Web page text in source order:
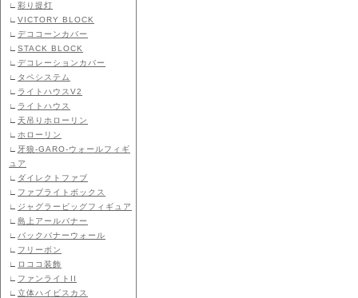
∟ 彩り提灯
∟ VICTORY BLOCK
∟ デココーンカバー
∟ STACK BLOCK
∟ デコレーションカバー
∟ タペシステム
∟ ライトハウスV2
∟ ライトハウス
∟ 天吊りホローリン
∟ ホローリン
∟ 牙狼-GARO-ウォールフィギ
ュア
∟ ダイレクトファブ
∟ ファブライトボックス
∟ ジャグラービッグフィギュア
∟ 島上アールバナー
∟ バックバナーウォール
∟ フリーボン
∟
ロココ装飾
∟ ファンライトII
∟ 立体ハイビスカス